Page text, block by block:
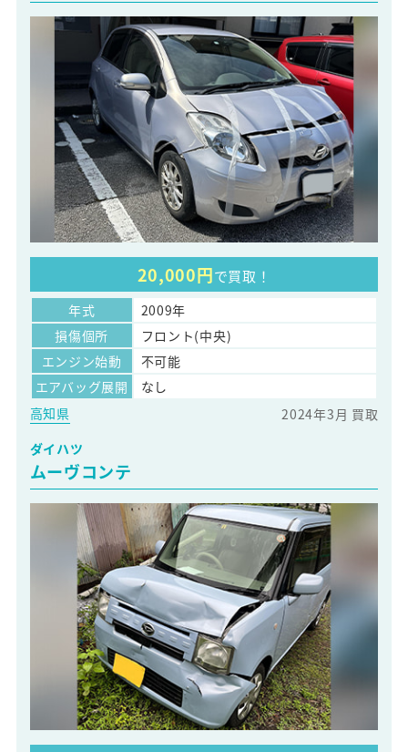
20,000円で買取！
年式
2009年
損傷個所
フロント(中央)
エンジン始動
不可能
エアバッグ展開
なし
高知県
2024年3月 買取
ダイハツ
ムーヴコンテ